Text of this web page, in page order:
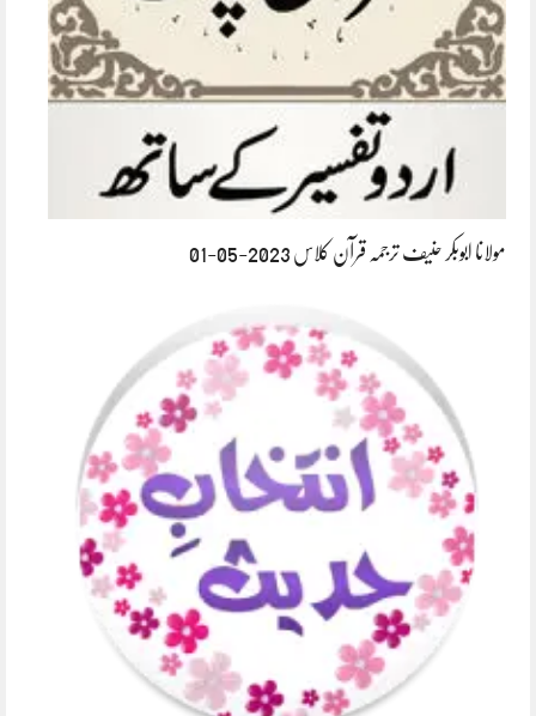
مولانا ابوبکر حنیف ترجمہ قرآن کلاس 2023-05-01